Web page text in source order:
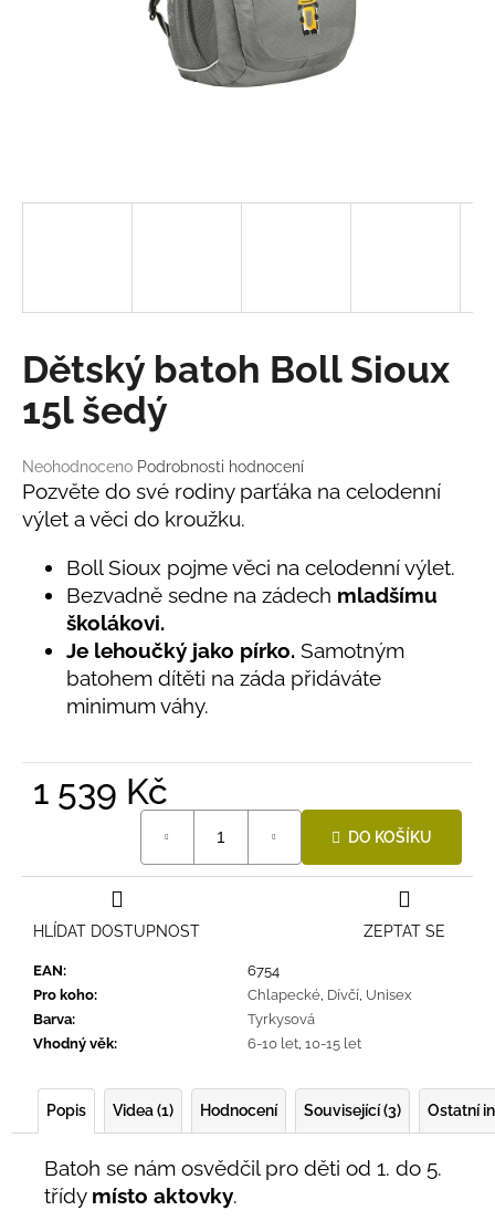
Průměrné
hodnocení
produktu
je
hvězdiček.
Neohodnoceno Podrobnosti hodnocení
Dětský batoh Boll Sioux
15l šedý
Pozvěte do své rodiny parťáka na celodenní
výlet a věci do kroužku.
Boll Sioux pojme věci na celodenní výlet.
Bezvadně sedne na zádech mladšímu
školákovi.
Je lehoučký jako pírko. Samotným
batohem dítěti na záda přidáváte
minimum váhy.
1 539 Kč
DO KOŠÍKU
EAN:
6754
Pro koho: Chlapecké, Dívčí, Unisex
Barva:
Tyrkysová
Vhodný věk: 6-10 let, 10-15 let
ZEPTAT SE
HLÍDAT DOSTUPNOST
Popis Videa (1) Hodnocení Související (3) Ostatní
Batoh se nám osvědčil pro děti od 1. do 5.
třídy místo aktovky.
D
o
p
o
u
č
u
LETNÍ
KLOBOUČEK
UV
30
BÍLÝ